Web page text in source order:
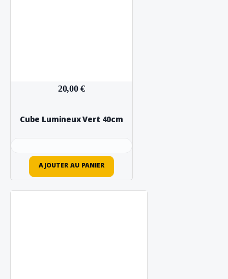
20,00 €
Cube Lumineux Vert 40cm
AJOUTER AU PANIER